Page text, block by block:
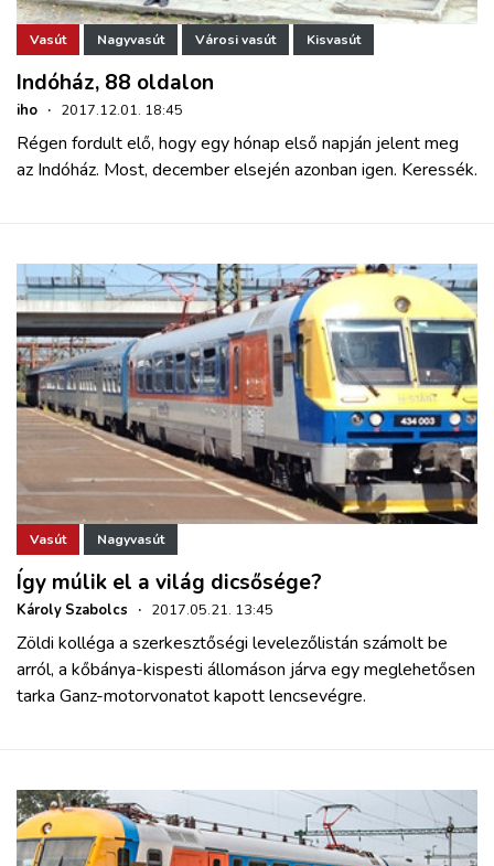
Vasút Nagyvasút Városi vasút Kisvasút
Indóház, 88 oldalon
iho · 2017.12.01. 18:45
Régen fordult elő, hogy egy hónap első napján jelent meg
az Indóház. Most, december elsején azonban igen. Keressék.
Vasút Nagyvasút
Így múlik el a világ dicsősége?
Károly Szabolcs · 2017.05.21. 13:45
Zöldi kolléga a szerkesztőségi levelezőlistán számolt be
arról, a kőbánya-kispesti állomáson járva egy meglehetősen
tarka Ganz-motorvonatot kapott lencsevégre.